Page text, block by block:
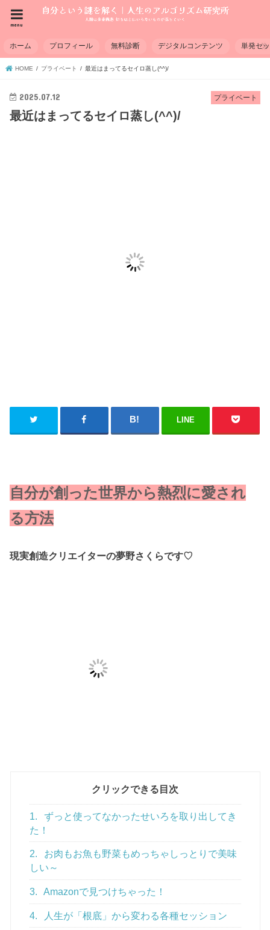
menu
ホーム プロフィール 無料診断 デジタルコンテンツ 単発セ
HOME プライベート 最近はまってるセイロ蒸し(^^)/
プライベート
2025.07.12
最近はまってるセイロ蒸し(^^)/
LINE
自分が創った世界から熱烈に愛され
る方法
現実創造クリエイターの夢野さくらです♡
クリックできる目次
1.
ずっと使ってなかったせいろを取り出してき
た！
2.
お肉もお魚も野菜もめっちゃしっとりで美味
しい～
3. Amazonで見つけちゃった！
4. 人生が「根底」から変わる各種セッション